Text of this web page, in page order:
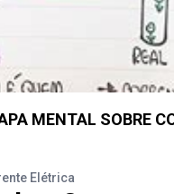
MENTAL SOBRE
Elétrica